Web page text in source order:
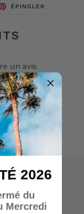
ÉPINGLER
un avis
2026
du
Mercredi